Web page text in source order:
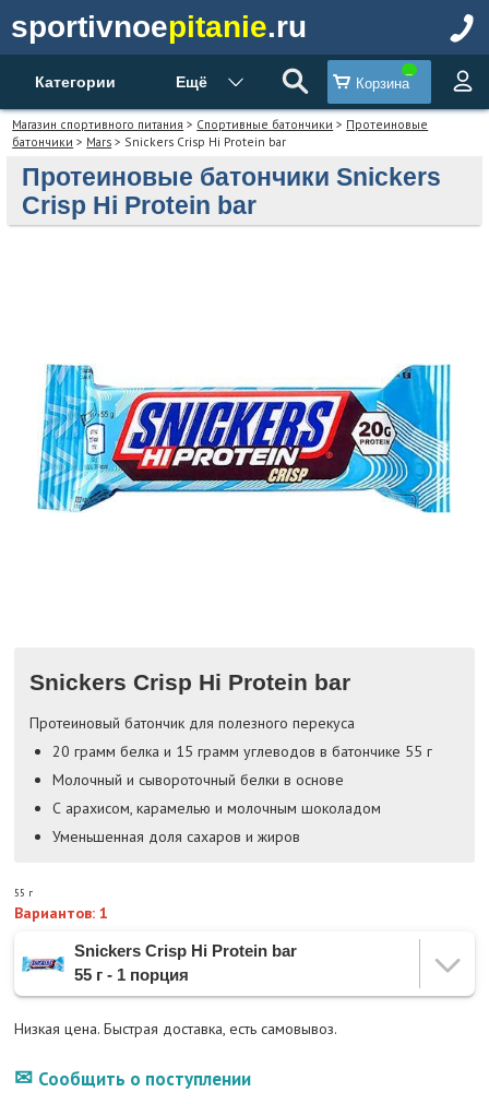
sportivnoepitanie.ru
Категории Ещё Корзина
Магазин спортивного питания > Спортивные батончики > Протеиновые
батончики > Mars > Snickers Crisp Hi Protein bar
Протеиновые батончики Snickers
Crisp Hi Protein bar
Snickers Crisp Hi Protein bar
Протеиновый батончик для полезного перекуса
20 грамм белка и 15 грамм углеводов в батончике 55 г
Молочный и сывороточный белки в основе
С арахисом, карамелью и молочным шоколадом
Уменьшенная доля сахаров и жиров
55 г
Вариантов: 1
Snickers Crisp Hi Protein bar
55 г - 1 порция
Низкая цена. Быстрая доставка, есть самовывоз.
Сообщить о поступлении